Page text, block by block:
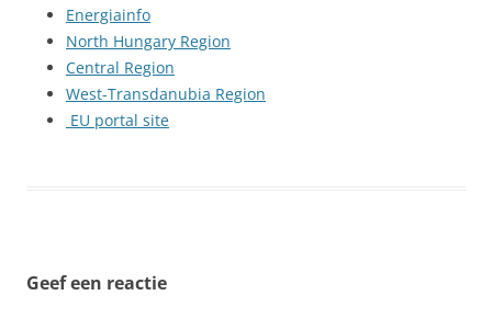
Energiainfo
North Hungary Region
Central Region
West-Transdanubia Region
EU portal site
Geef een reactie